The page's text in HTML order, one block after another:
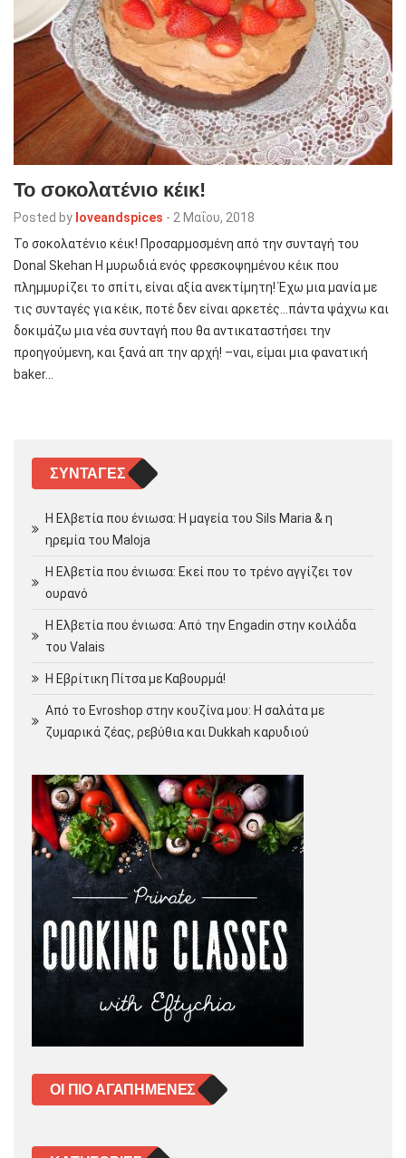
To σοκολατένιο κέικ!
Posted by loveandspices - 2 Μαΐου, 2018
To σοκολατένιο κέικ! Προσαρμοσμένη από την συνταγή του
Donal Skehan Η μυρωδιά ενός φρεσκοψημένου κέικ που
πλημμυρίζει το σπίτι, είναι αξία ανεκτίμητη! Έχω μια μανία με
τις συνταγές για κέικ, ποτέ δεν είναι αρκετές…πάντα ψάχνω και
δοκιμάζω μια νέα συνταγή που θα αντικαταστήσει την
προηγούμενη, και ξανά απ την αρχή! –ναι, είμαι μια φανατική
baker…
ΣΥΝΤΑΓΈΣ
Η Ελβετία που ένιωσα: Η μαγεία του Sils Maria & η
ηρεμία του Maloja
Η Ελβετία που ένιωσα: Εκεί που το τρένο αγγίζει τον
ουρανό
Η Ελβετία που ένιωσα: Από την Engadin στην κοιλάδα
του Valais
Η Εβρίτικη Πίτσα με Καβουρμά!
Από το Evroshop στην κουζίνα μου: Η σαλάτα με
ζυμαρικά ζέας, ρεβύθια και Dukkah καρυδιού
ΟΙ ΠΙΟ ΑΓΑΠΗΜΈΝΕΣ